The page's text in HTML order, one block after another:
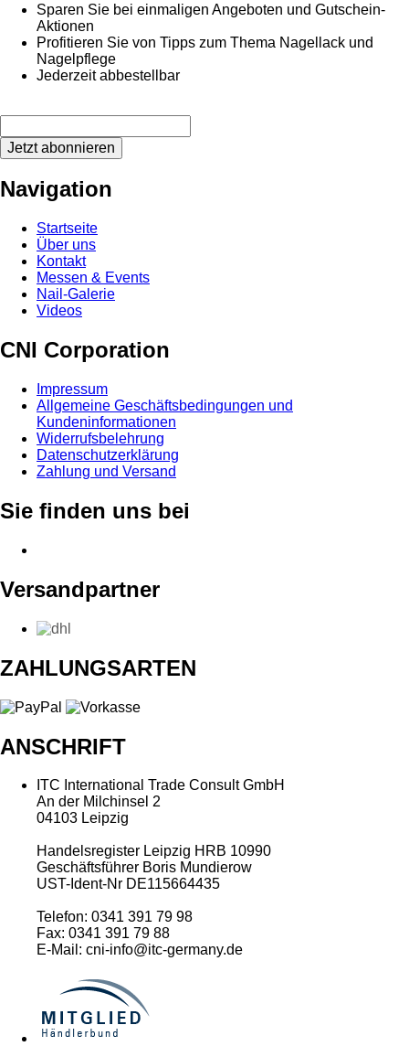
Sparen Sie bei einmaligen Angeboten und Gutschein-
Aktionen
Profitieren Sie von Tipps zum Thema Nagellack und
Nagelpflege
Jederzeit abbestellbar
Jetzt abonnieren
Navigation
Startseite
Über uns
Kontakt
Messen & Events
Nail-Galerie
Videos
CNI Corporation
Impressum
Allgemeine Geschäftsbedingungen und
Kundeninformationen
Widerrufsbelehrung
Datenschutzerklärung
Zahlung und Versand
Sie finden uns bei
Versandpartner
ZAHLUNGSARTEN
ANSCHRIFT
ITC International Trade Consult GmbH
An der Milchinsel 2
04103 Leipzig
Handelsregister Leipzig HRB 10990
Geschäftsführer Boris Mundierow
UST-Ident-Nr DE115664435
Telefon: 0341 391 79 98
Fax: 0341 391 79 88
E-Mail: cni-info@itc-germany.de